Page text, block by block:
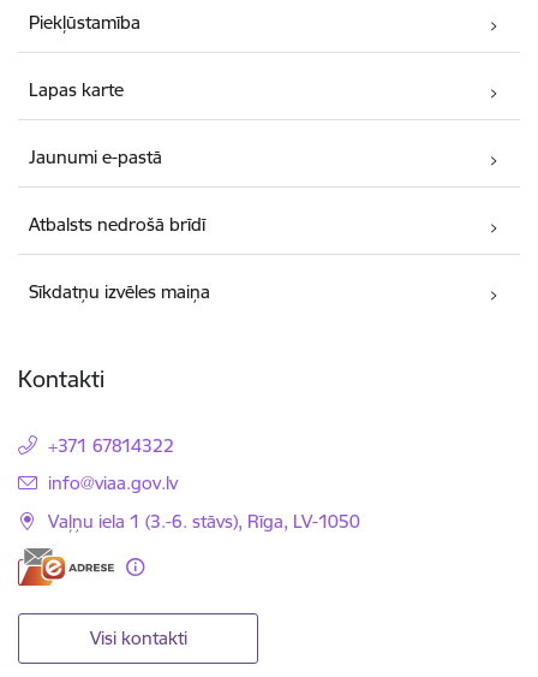
Piekļūstamība
Lapas karte
Jaunumi e-pastā
Atbalsts nedrošā brīdī
Sīkdatņu izvēles maiņa
Kontakti
+371 67814322
E-pasts:
info@viaa.gov.lv
Vaļņu iela 1 (3.-6. stāvs), Rīga, LV-1050
Visi kontakti